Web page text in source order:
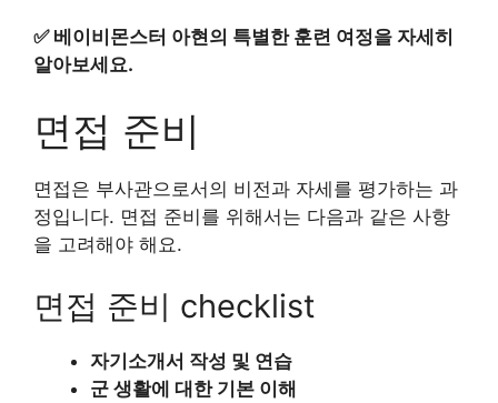
✅ 베이비몬스터 아현의 특별한 훈련 여정을 자세히
알아보세요.
면접 준비
면접은 부사관으로서의 비전과 자세를 평가하는 과
정입니다. 면접 준비를 위해서는 다음과 같은 사항
을 고려해야 해요.
면접 준비 checklist
자기소개서 작성 및 연습
군 생활에 대한 기본 이해